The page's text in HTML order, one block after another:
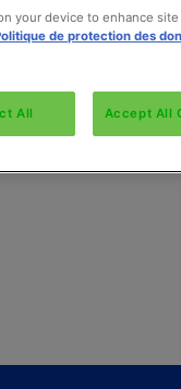
your device to enhance site
de protection des
All Accept All